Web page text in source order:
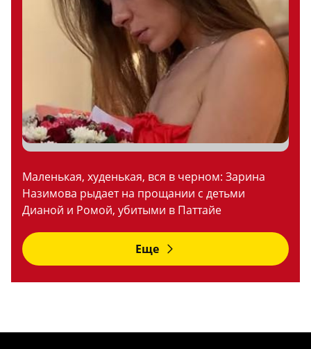
Маленькая, худенькая, вся в черном: Зарина
Назимова рыдает на прощании с детьми
Дианой и Ромой, убитыми в Паттайе
Еще